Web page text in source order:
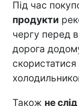
Під час
продукти
чергу перед
дорога
Також не